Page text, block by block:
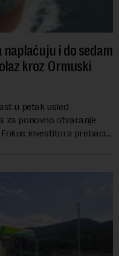
i do sedam
kroz Ormuski
u petak usled
za ponovno otvaranje
investitora prebacio